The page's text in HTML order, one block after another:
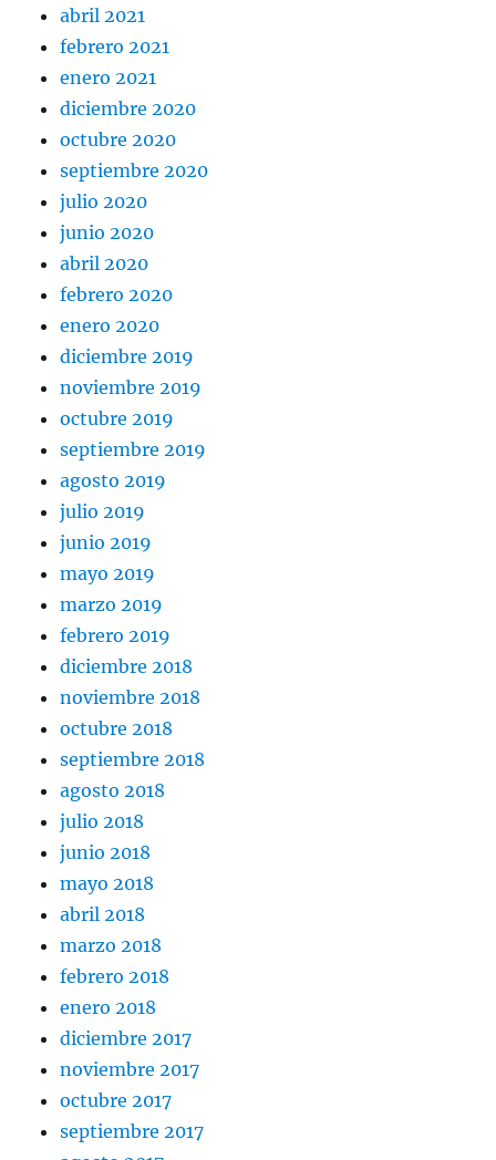
abril 2021
febrero 2021
enero 2021
diciembre 2020
octubre 2020
septiembre 2020
julio 2020
junio 2020
abril 2020
febrero 2020
enero 2020
diciembre 2019
noviembre 2019
octubre 2019
septiembre 2019
agosto 2019
julio 2019
junio 2019
mayo 2019
marzo 2019
febrero 2019
diciembre 2018
noviembre 2018
octubre 2018
septiembre 2018
agosto 2018
julio 2018
junio 2018
mayo 2018
abril 2018
marzo 2018
febrero 2018
enero 2018
diciembre 2017
noviembre 2017
octubre 2017
septiembre 2017